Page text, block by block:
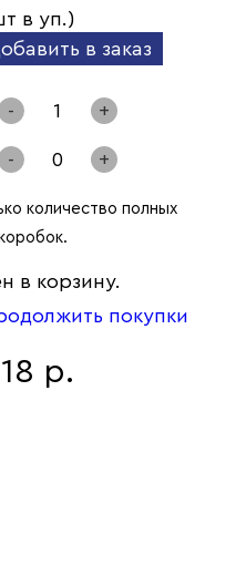
в уп.)
в заказ
- 1 +
- 0 +
количество полных
в корзину.
покупки
р.